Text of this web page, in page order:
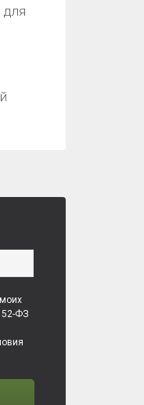
для
ФЗ